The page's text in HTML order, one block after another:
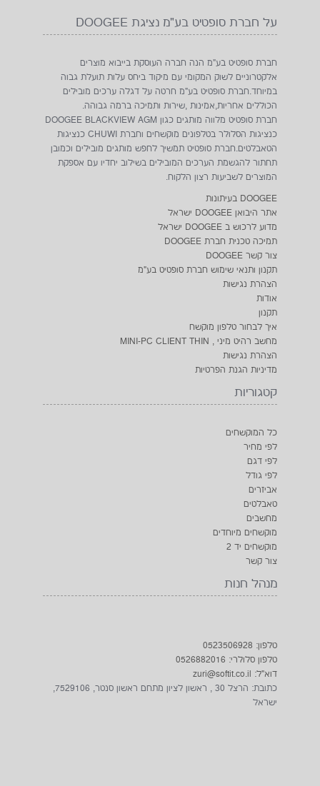
על חברת סופטיט בע"מ נציגת DOOGEE
חברת סופטיט בע"מ הנה חברה העוסקת בייבוא מוצרים
אלקטרוניים לשוק המקומי עם מיקוד ביחס עלות תועלת גבוה
במיוחד.חברת סופטיט בע"מ חרטה על דגלה ערכים מובילים
הכוללים אחריות,אמינות ,שירות ותמיכה ברמה גבוהה.
חברת סופטיט מלווה מותגים כגון DOOGEE BLACKVIEW AGM
כנציגות הסלולר בטלפונים מוקשחים וחברת CHUWI כנציגות
הטאבלטים.חברת סופטיט תמשיך לחפש מותגים מובילים וכמובן
תחתור להגשמת הערכים המובילים בשילוב יחדיו עם אספקת
המוצרים לשביעות רצון הלקוח.
DOOGEE בעיתונות
אתר היבואן DOOGEE ישראל
מדוע לרכוש ב DOOGEE ישראל
תמיכה טכנית חברת DOOGEE
צור קשר DOOGEE
תקנון ותנאי שימוש חברת סופטיט בע"מ
הצהרת נגישות
אודות
תקנון
איך לבחור טלפון מוקשח
מחשב רהיט מיני , MINI-PC CLIENT THIN
הצהרת נגישות
מדיניות הגנת הפרטיות
קטגוריות
כל המוקשחים
לפי מחיר
לפי דגם
לפי גודל
אביזרים
טאבלטים
מחשבים
מוקשחים מיוחדים
מוקשחים יד 2
צור קשר
מנהל חנות
טלפון: 0523506928
טלפון סלולרי: 0526882016
דוא"ל: zuri@softit.co.il
כתובת: הרצל 30 , ראשון לציון מתחם ראשון סנטר, 7529106,
ישראל